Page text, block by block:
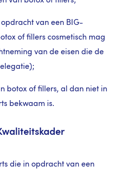
van een BIG-
of fillers cosmetisch mag
van de eisen die de
botox of fillers, al dan niet in
bekwaam is.
die in opdracht van een